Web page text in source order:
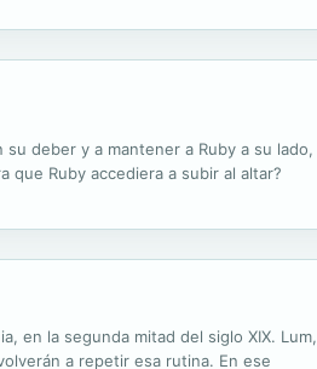
deber y a mantener a Ruby a su lado,
Ruby accediera a subir al altar?
en la segunda mitad del siglo XIX. Lum,
a repetir esa rutina. En ese